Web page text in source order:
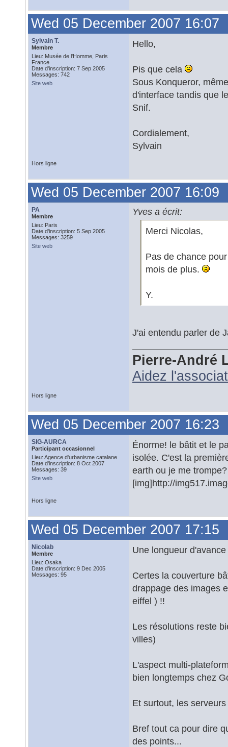
Wed 05 December 2007 16:07
Sylvain T.
Membre
Lieu: Musée de l'Homme, Paris
France
Date d'inscription: 7 Sep 2005
Messages: 742
Site web
Hello,
Pis que cela
Sous Konqueror,
d'interface tandis que
Snif.
Cordialement,
Sylvain
Hors ligne
Wed 05 December 2007 16:09
PA
Membre
Lieu: Paris
Date d'inscription: 5 Sep 2005
Messages: 3259
Site web
Yves a écrit:
Merci Nicolas,
Pas de chance
mois de plus.
Y.
J'ai entendu parler de
Pierre-André
Aidez
Hors ligne
Wed 05 December 2007 16:23
SIG-AURCA
Participant occasionnel
Lieu: Agence d'urbanisme catalane
Date d'inscription: 8 Oct 2007
Messages: 39
Site web
Énorme! le bâtit et le
isolée. C'est la
earth ou je me trompe?
[img]http://
Hors ligne
Wed 05 December 2007 17:15
Nicolab
Membre
Lieu: Osaka
Date d'inscription: 9 Dec 2005
Messages: 95
Une longueur
Certes la couverture
drappage des images
eiffel ) !!
Les résolutions reste
villes)
L'aspect multi-
bien longtemps chez
Et surtout, les
Bref tout ca pour dire
des points...